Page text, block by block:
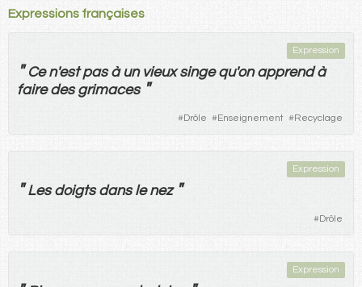
Expressions françaises
Expression
" Cen'est pas à un vieux singequ'on apprend à
faire des grimaces "
#Drôle #Enseignement #Recyclage
Expression
" Lesdoigtsdanslenez "
#Drôle
Expression